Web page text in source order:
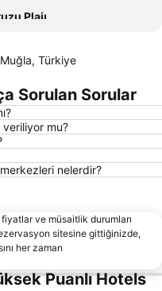
Plajı
Airport
Halk Plajı
Adası
Göl
Otobüs Terminali
Kalesi
Belediye Marina
Türkiye
Sorulan Sorular
mu?
nelerdir?
ve müsaitlik durumları
sitesine gittiğinizde,
her zaman
Puanlı Hotels